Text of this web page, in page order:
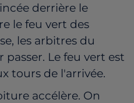
derrière le
le feu vert des
les arbitres du
Le feu vert est
tours de l'arrivée.
accélère. On